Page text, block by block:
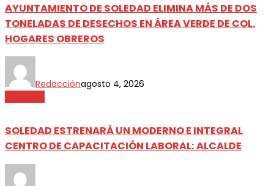
AYUNTAMIENTO DE SOLEDAD ELIMINA MÁS DE DOS
TONELADAS DE DESECHOS EN ÁREA VERDE DE COL.
HOGARES OBREROS
Redacciónagosto 4, 2026
SOLEDAD ESTRENARÁ UN MODERNO E INTEGRAL
CENTRO DE CAPACITACIÓN LABORAL: ALCALDE